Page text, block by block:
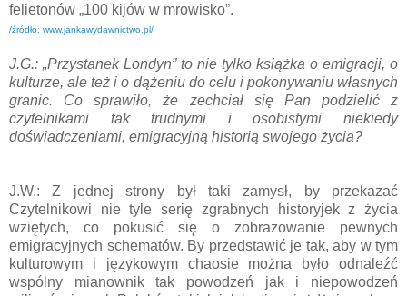
felietonów „100 kijów w mrowisko”.
/źródło: www.jankawydawnictwo.pl/
J.G.: „Przystanek Londyn” to nie tylko książka o emigracji, o
kulturze, ale też i o dążeniu do celu i pokonywaniu własnych
granic. Co sprawiło, że zechciał się Pan podzielić z
czytelnikami tak trudnymi i osobistymi niekiedy
doświadczeniami, emigracyjną historią swojego życia?
J.W.: Z jednej strony był taki zamysł, by przekazać
Czytelnikowi nie tyle serię zgrabnych historyjek z życia
wziętych, co pokusić się o zobrazowanie pewnych
emigracyjnych schematów. By przedstawić je tak, aby w tym
kulturowym i językowym chaosie można było odnaleźć
wspólny mianownik tak powodzeń jak i niepowodzeń